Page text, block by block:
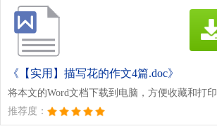
《【实用】描写花的作文4篇.doc》
将本文的Word文档下载到电脑，方便收藏和打印
推荐度：